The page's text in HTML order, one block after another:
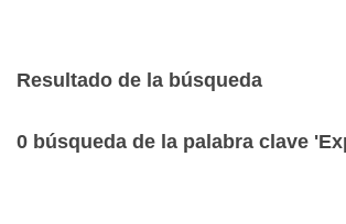
Resultado de la búsqueda
0 búsqueda de la palabra clave